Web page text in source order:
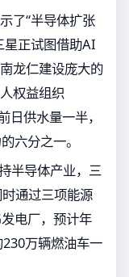
了“半导体扩张
星正试图借助AI
龙仁建设庞大的
权益组织
日供水量一半，
六分之一。
半导体产业，三
通过三项能源
电厂，预计年
万辆燃油车一